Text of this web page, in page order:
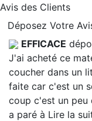
Avis des Clients
Déposez Votre
EFFICACE
J'ai acheté ce
coucher dans un
faite car c'est un
coup c'est un peu
a paré à Lire la